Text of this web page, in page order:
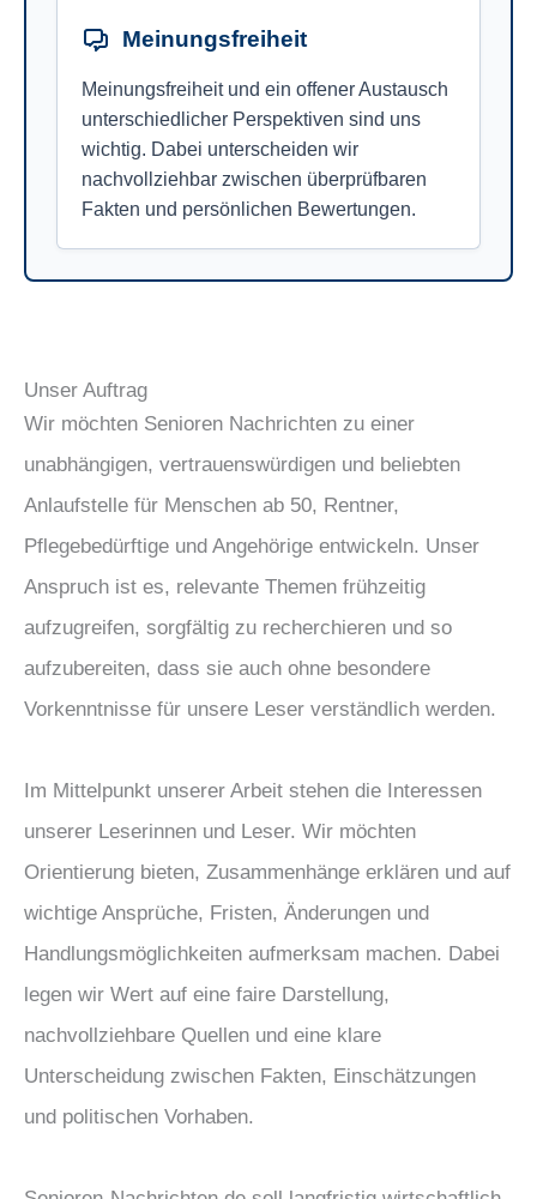
Meinungsfreiheit
Meinungsfreiheit und ein offener Austausch
unterschiedlicher Perspektiven sind uns
wichtig. Dabei unterscheiden wir
nachvollziehbar zwischen überprüfbaren
Fakten und persönlichen Bewertungen.
Unser Auftrag
Wir möchten Senioren Nachrichten zu einer
unabhängigen, vertrauenswürdigen und beliebten
Anlaufstelle für Menschen ab 50, Rentner,
Pflegebedürftige und Angehörige entwickeln. Unser
Anspruch ist es, relevante Themen frühzeitig
aufzugreifen, sorgfältig zu recherchieren und so
aufzubereiten, dass sie auch ohne besondere
Vorkenntnisse für unsere Leser verständlich werden.
Im Mittelpunkt unserer Arbeit stehen die Interessen
unserer Leserinnen und Leser. Wir möchten
Orientierung bieten, Zusammenhänge erklären und auf
wichtige Ansprüche, Fristen, Änderungen und
Handlungsmöglichkeiten aufmerksam machen. Dabei
legen wir Wert auf eine faire Darstellung,
nachvollziehbare Quellen und eine klare
Unterscheidung zwischen Fakten, Einschätzungen
und politischen Vorhaben.